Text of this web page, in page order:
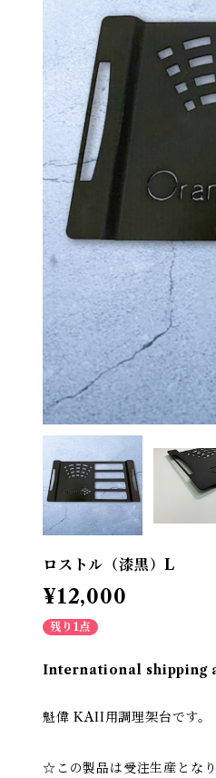
ロストル（漆黒）L
¥12,000
残り1点
International shipping
魁偉 KAII用調理架台です。
☆この製品は受注生産とな